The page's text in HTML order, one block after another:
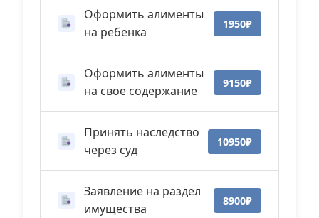
Оформить алименты
на ребенка
1950₽
Оформить алименты
на свое содержание
9150₽
Принять наследство
через суд
10950₽
Заявление на раздел
имущества
8900₽